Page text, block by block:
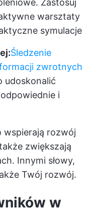
Zastosuj
warsztaty
symulacje
Śledzenie
zwrotnych
udoskonalić
odpowiednie i
wspierają rozwój
zwiększają
Innymi słowy,
Twój rozwój.
w